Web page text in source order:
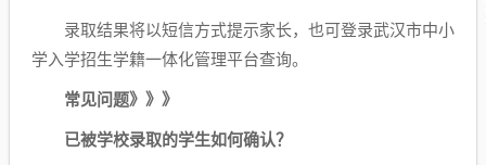
录取结果将以短信方式提示家长，也可登录武汉市中小
学入学招生学籍一体化管理平台查询。
常见问题》》》
已被学校录取的学生如何确认？